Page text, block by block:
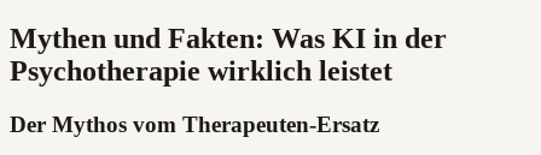
Mythen und Fakten: Was KI in der
Psychotherapie wirklich leistet
Der Mythos vom Therapeuten-Ersatz